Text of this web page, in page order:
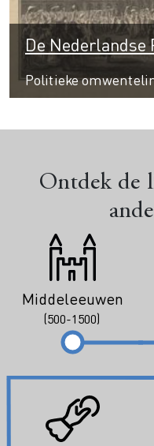
De Nederlandse
Politieke
Ontdek de
Middeleeuwen
(500-1500)